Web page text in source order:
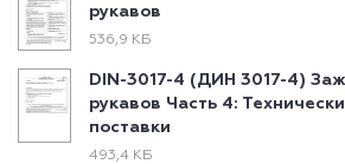
рукавов
536,9 КБ
DIN-3017-4 (ДИН 3017-4)
рукавов Часть 4:
поставки
493,4 КБ